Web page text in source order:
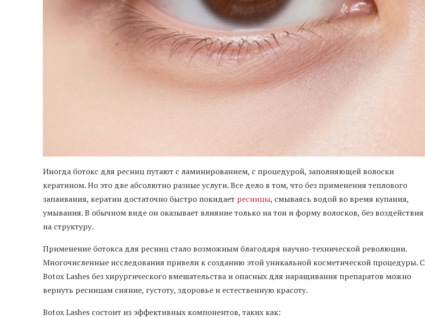
Иногда ботокс для ресниц путают с ламинированием, с процедурой, заполняющей волоски
кератином. Но это две абсолютно разные услуги. Все дело в том, что без применения теплового
запаивания, кератин достаточно быстро покидает ресницы, смываясь водой во время купания,
умывания. В обычном виде он оказывает влияние только на тон и форму волосков, без воздействия
на структуру.
Применение ботокса для ресниц стало возможным благодаря научно-технической революции.
Многочисленные исследования привели к созданию этой уникальной косметической процедуры. С
Botox Lashes без хирургического вмешательства и опасных для наращивания препаратов можно
вернуть ресницам сияние, густоту, здоровье и естественную красоту.
Botox Lashes состоит из эффективных компонентов, таких как: